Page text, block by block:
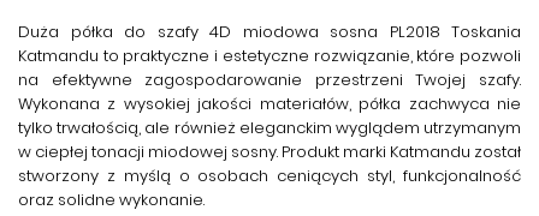
Duża półka do szafy 4D miodowa sosna PL2018 Toskania
Katmandu to praktyczne i estetyczne rozwiązanie, które pozwoli
na efektywne zagospodarowanie przestrzeni Twojej szafy.
Wykonana z wysokiej jakości materiałów, półka zachwyca nie
tylko trwałością, ale również eleganckim wyglądem utrzymanym
w ciepłej tonacji miodowej sosny. Produkt marki Katmandu został
stworzony z myślą o osobach ceniących styl, funkcjonalność
oraz solidne wykonanie.